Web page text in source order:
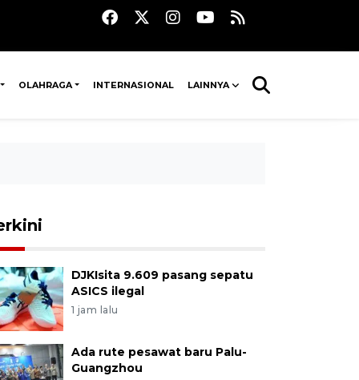
OLAHRAGA INTERNASIONAL LAINNYA
DJKIsita 9.609 pasang sepatu
ASICS ilegal
1 jam lalu
Ada rute pesawat baru Palu-
Guangzhou